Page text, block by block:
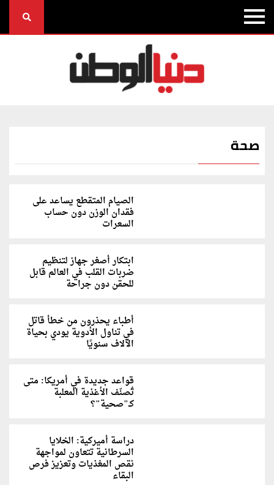
صحة
الصيام المتقطع يساعد على
فقدان الوزن دون حساب
السعرات
ابتكار أصغر جهاز لتنظيم
ضربات القلب في العالم قابل
للحقن دون جراحة
أطباء يحذرون من خطأ قاتل
في تناول الأدوية يودي بحياة
الآلاف سنويًا
قواعد جديدة في أمريكا: متى
تُصنّف الأغذية المعلبة
كـ"صحية"؟
دراسة أميركية: الخلايا
السرطانية تتعاون لمواجهة
نقص المغذيات وتعزيز فرص
البقاء